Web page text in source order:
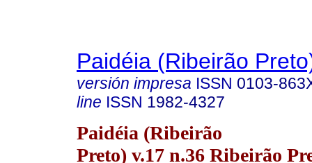
Paidéia (Ribeirão
versión impresa ISSN 0103-
line ISSN 1982-4327
Paidéia (Ribeirão
Preto) v.17 n.36 Ribeirão